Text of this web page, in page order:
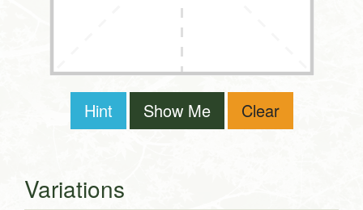
Hint Show Me Clear
Variations